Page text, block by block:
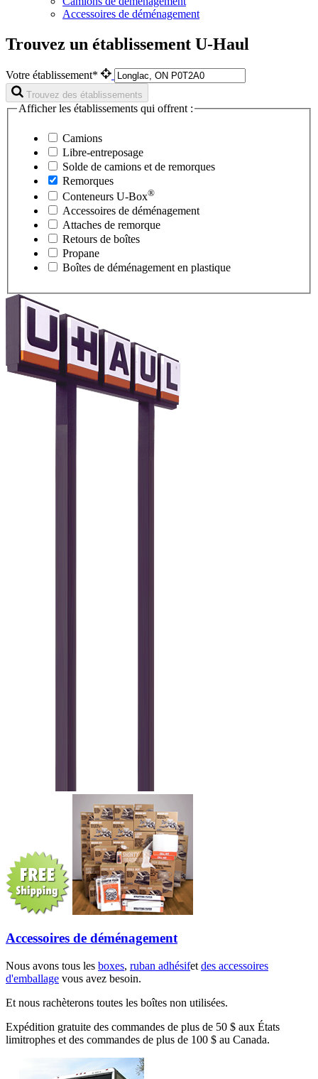
Accessoires de déménagement
Trouvez un établissement U-Haul
Votre établissement*
Trouvez des établissements
Afficher les établissements qui offrent :
Camions
Libre-entreposage
Solde de camions et de remorques
Remorques
Conteneurs U-Box®
Accessoires de déménagement
Attaches de remorque
Retours de boîtes
Propane
Boîtes de déménagement en plastique
Accessoires de déménagement
Nous avons tous les boxes, ruban adhésifet des accessoires
d'emballage vous avez besoin.
Et nous rachèterons toutes les boîtes non utilisées.
Expédition gratuite des commandes de plus de 50 $ aux États
limitrophes et des commandes de plus de 100 $ au Canada.